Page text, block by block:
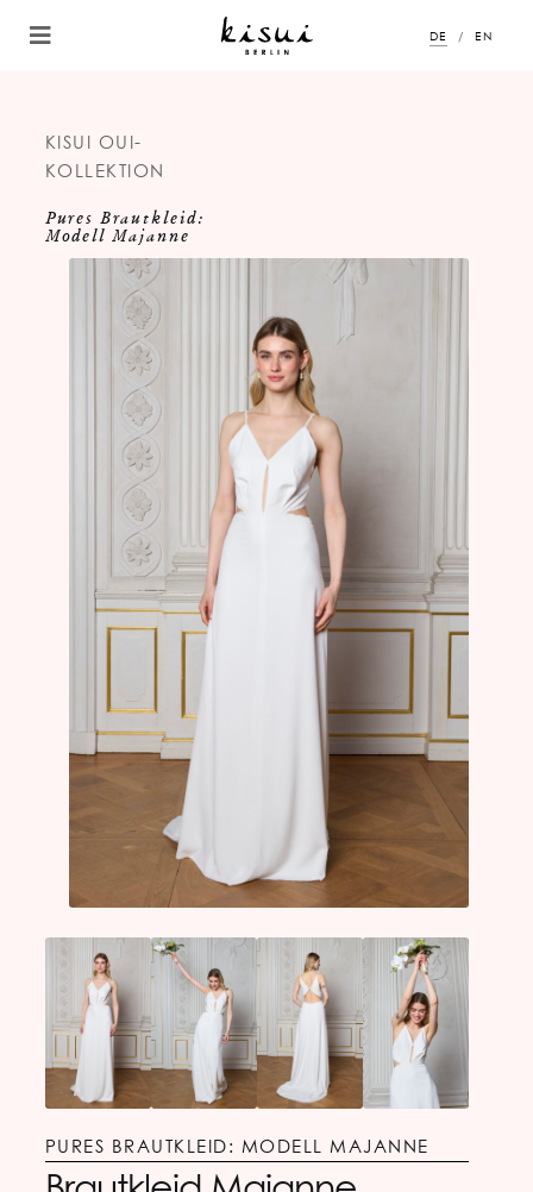
DE EN
KISUI OUI-
KOLLEKTION
Pures Brautkleid:
Modell Majanne
PURES BRAUTKLEID: MODELL MAJANNE